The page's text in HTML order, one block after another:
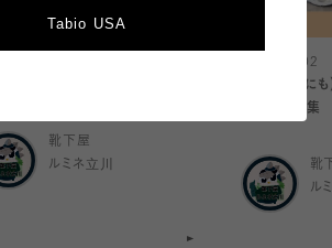
靴下屋
ルミネ立川
2026.08.02
【透け対策に
レギンス特集
靴
ル
Tabio USA